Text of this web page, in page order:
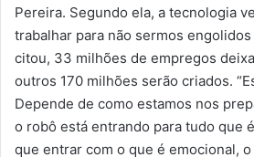
Pereira. Segundo ela, a tecnologia
trabalhar para não sermos
citou, 33 milhões de empregos
outros 170 milhões serão criados.
Depende de como estamos nos
o robô está entrando para tudo que
que entrar com o que é emocional, o